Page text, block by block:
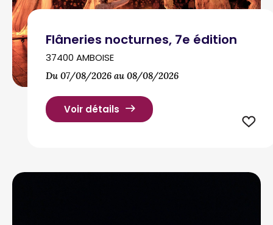
Flâneries nocturnes, 7e édition
37400 AMBOISE
Du 07/08/2026 au 08/08/2026
Voir détails